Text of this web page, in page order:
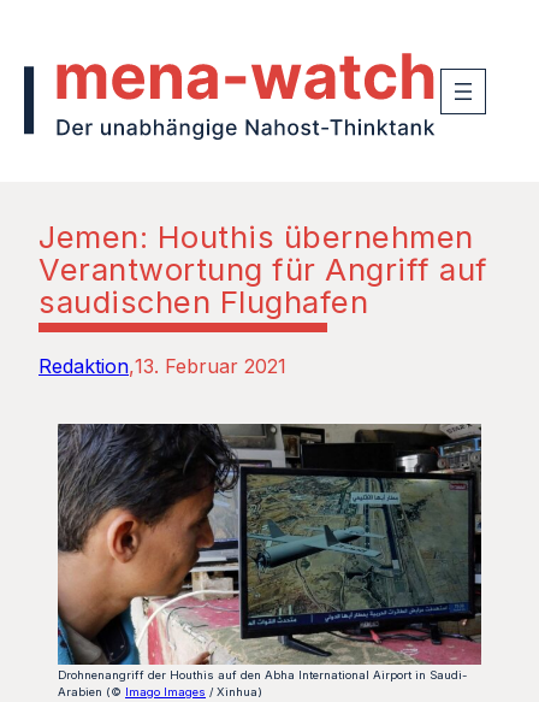
Jemen: Houthis übernehmen
Verantwortung für Angriff auf
saudischen Flughafen
Redaktion 13. Februar 2021
Drohnenangriff der Houthis auf den Abha International Airport in Saudi-
Arabien (© Imago Images / Xinhua)